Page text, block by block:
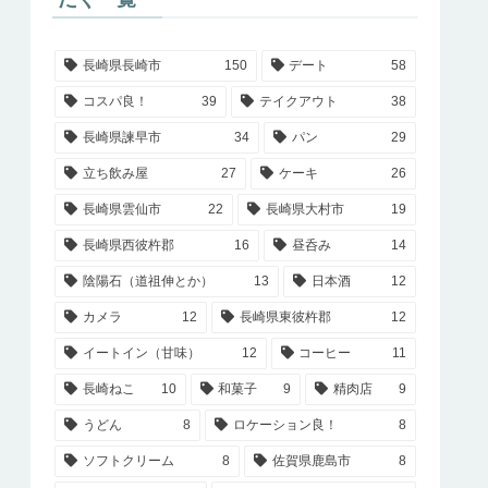
長崎県長崎市 150 デート 58
コスパ良！ 39 テイクアウト 38
長崎県諫早市 34 パン 29
立ち飲み屋 27 ケーキ 26
長崎県雲仙市 22 長崎県大村市 19
長崎県西彼杵郡 16 昼呑み 14
陰陽石（道祖伸とか） 13 日本酒 12
カメラ 12 長崎県東彼杵郡 12
イートイン（甘味） 12 コーヒー 11
長崎ねこ 10 和菓子 9 精肉店 9
うどん 8 ロケーション良！ 8
ソフトクリーム 8 佐賀県鹿島市 8